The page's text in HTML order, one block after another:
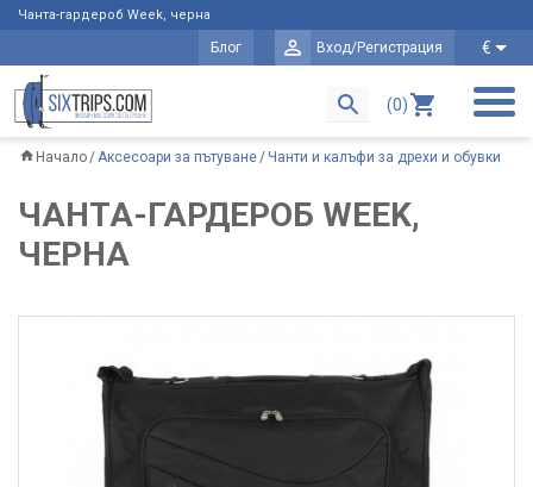
Чанта-гардероб Week, черна
Блог Вход/Регистрация €
(0)
Начало Аксесоари за пътуване Чанти и калъфи за дрехи и обувки
ЧАНТА-ГАРДЕРОБ WEEK,
ЧЕРНА